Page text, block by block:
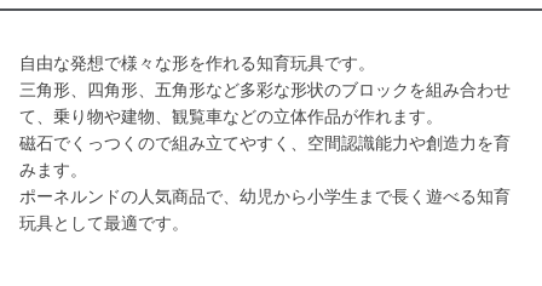
自由な発想で様々な形を作れる知育玩具です。
三角形、四角形、五角形など多彩な形状のブロックを組み合わせ
て、乗り物や建物、観覧車などの立体作品が作れます。
磁石でくっつくので組み立てやすく、空間認識能力や創造力を育
みます。
ポーネルンドの人気商品で、幼児から小学生まで長く遊べる知育
玩具として最適です。